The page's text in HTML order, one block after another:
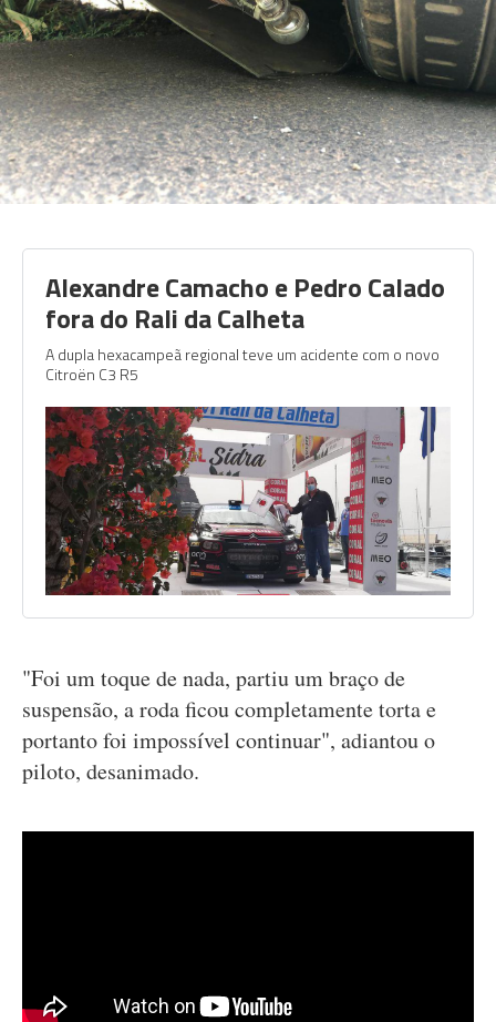
Alexandre Camacho e Pedro Calado
fora do Rali da Calheta
A dupla hexacampeã regional teve um acidente com o novo
Citroën C3 R5
"Foi um toque de nada, partiu um braço de
suspensão, a roda ficou completamente torta e
portanto foi impossível continuar", adiantou o
piloto, desanimado.